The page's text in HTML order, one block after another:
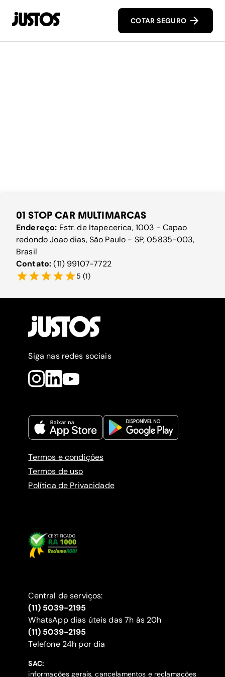
COTAR SEGURO
01 STOP CAR MULTIMARCAS
Endereço: Estr. de Itapecerica, 1003 - Capao
redondo Joao dias, São Paulo - SP, 05835-003,
Brasil
Contato:(11) 99107-7722
5 (1)
Siga nas redes sociais
Termos e condições
Termos de uso
Política de Privacidade
Central de serviços:
(11) 5039-2195
WhatsApp dias úteis das 7h às 20h
(11) 5039-2195
‍Telefone 24h por dia
SAC:
informações gerais, cancelamentos e reclamações